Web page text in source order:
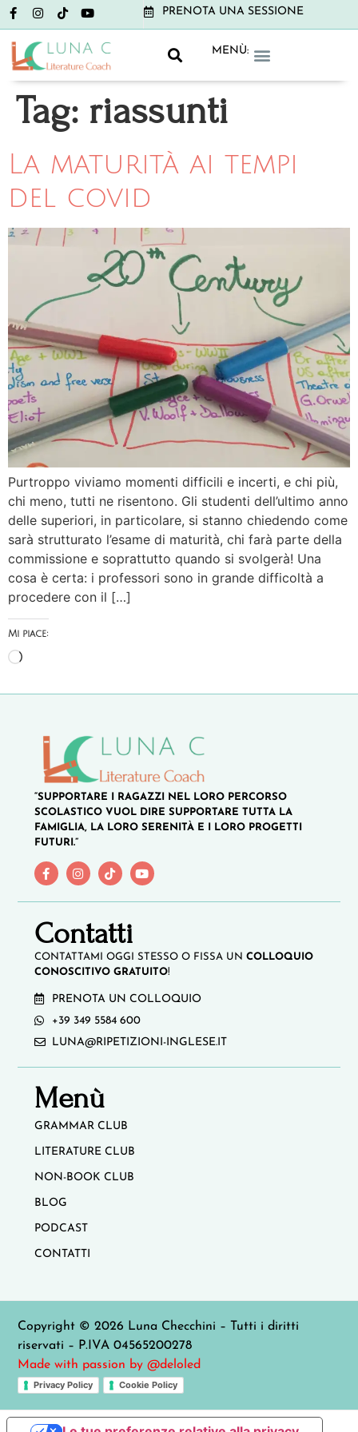
PRENOTA UNA SESSIONE
MENÙ:
Tag: riassunti
La maturità ai tempi
del covid
Purtroppo viviamo momenti difficili e incerti, e chi più,
chi meno, tutti ne risentono. Gli studenti dell’ultimo anno
delle superiori, in particolare, si stanno chiedendo come
sarà strutturato l’esame di maturità, chi farà parte della
commissione e soprattutto quando si svolgerà! Una
cosa è certa: i professori sono in grande difficoltà a
procedere con il […]
Mi piace:
“SUPPORTARE I RAGAZZI NEL LORO PERCORSO
SCOLASTICO VUOL DIRE SUPPORTARE TUTTA LA
FAMIGLIA, LA LORO SERENITÀ E I LORO PROGETTI
FUTURI.”
Contatti
CONTATTAMI OGGI STESSO O FISSA UN COLLOQUIO
CONOSCITIVO GRATUITO!
PRENOTA UN COLLOQUIO
+39 349 5584 600
LUNA@RIPETIZIONI-INGLESE.IT
Menù
GRAMMAR CLUB
LITERATURE CLUB
NON-BOOK CLUB
BLOG
PODCAST
CONTATTI
Copyright © 2026 Luna Checchini – Tutti i diritti
riservati – P.IVA 04565200278
Made with passion by @deloled
Privacy Policy Cookie Policy